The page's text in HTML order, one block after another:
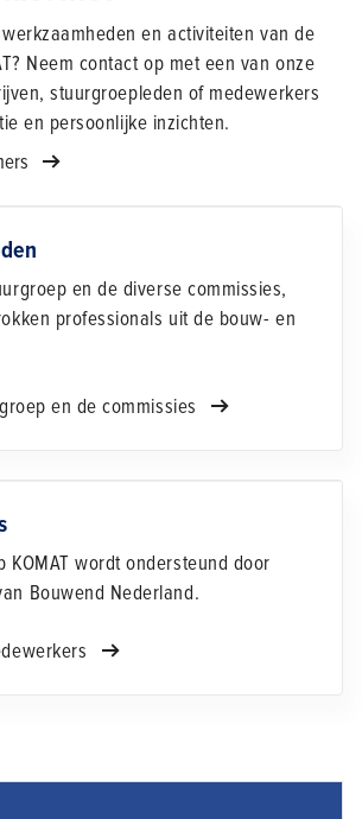
en activiteiten van de
Neem contact op met een van onze
stuurgroepleden of medewerkers
en persoonlijke inzichten.
en de diverse commissies,
professionals uit de bouw- en
en de commissies
KOMAT wordt ondersteund door
Bouwend Nederland.